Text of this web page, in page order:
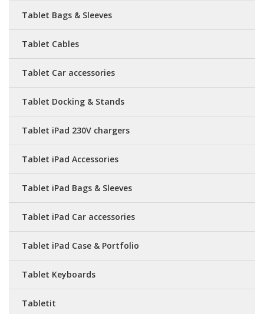
Tablet Bags & Sleeves
Tablet Cables
Tablet Car accessories
Tablet Docking & Stands
Tablet iPad 230V chargers
Tablet iPad Accessories
Tablet iPad Bags & Sleeves
Tablet iPad Car accessories
Tablet iPad Case & Portfolio
Tablet Keyboards
Tabletit